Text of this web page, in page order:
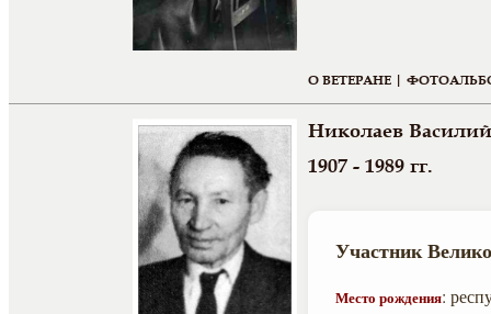
О ВЕТЕРАНЕ |
Николаев
1907 - 1989 гг.
Участник
Место рождения: